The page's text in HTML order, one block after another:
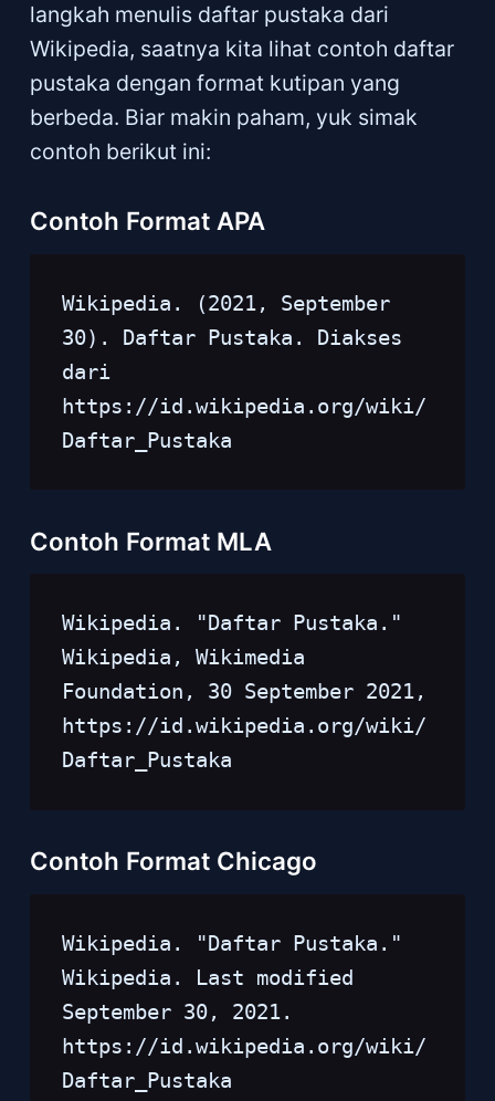
langkah menulis daftar pustaka dari
Wikipedia, saatnya kita lihat contoh daftar
pustaka dengan format kutipan yang
berbeda. Biar makin paham, yuk simak
contoh berikut ini:
Contoh Format APA
Wikipedia. (2021, September
30). Daftar Pustaka. Diakses
dari
https://id.wikipedia.org/wiki/
Daftar_Pustaka
Contoh Format MLA
Wikipedia. "Daftar Pustaka."
Wikipedia, Wikimedia
Foundation, 30 September 2021,
https://id.wikipedia.org/wiki/
Daftar_Pustaka
Contoh Format Chicago
Wikipedia. "Daftar Pustaka."
Wikipedia. Last modified
September 30, 2021.
https://id.wikipedia.org/wiki/
Daftar_Pustaka